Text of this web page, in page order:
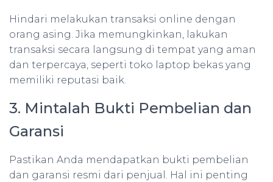
Hindari melakukan transaksi online dengan
orang asing. Jika memungkinkan, lakukan
transaksi secara langsung di tempat yang aman
dan terpercaya, seperti toko laptop bekas yang
memiliki reputasi baik.
3. Mintalah Bukti Pembelian dan
Garansi
Pastikan Anda mendapatkan bukti pembelian
dan garansi resmi dari penjual. Hal ini penting